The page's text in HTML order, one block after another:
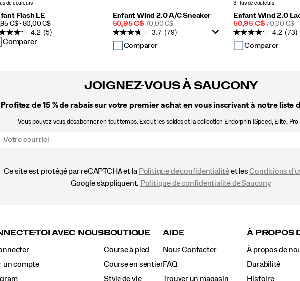
de couleurs
Flash LE
C$ - 80,00 C$
4.2 (5)
Comparer
Enfant Wind 2.0 A/C Sneaker
Prix
soldé
50,95 C$ PRIX
DE
70,00 C$
3.7 (79)
Comparer
3 Plus de couleurs
Enfant Wind 2.0
Prix
soldé
50,95 C$ PRIX
DE
70,00 C$
4.2 (73)
Comparer
JOIGNEZ-VOUS À SAUCONY
Profitez de 15 %de rabais sur votre premier achat en vous inscrivant à notre liste
Vous pouvez vous désabonner en tout temps. Exclut les soldes et la collection Endorphin (Speed, Elite, Pro
Ce site est protégé par reCAPTCHA et la Politique de confidentialitéet lesConditions
Google s'appliquent. Politique de confidentialité de Saucony
TOI AVEC NOUS
un compte
BOUTIQUE
Course à pied
Course en sentier
Style de vie
AIDE
Nous Contacter
FAQ
Trouver un magasin
À PROPOS
À propos de
Durabilité
Histoire